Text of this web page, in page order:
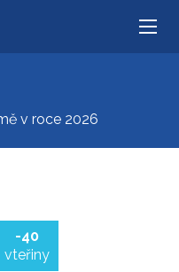
v roce 2026
-40
vteřiny